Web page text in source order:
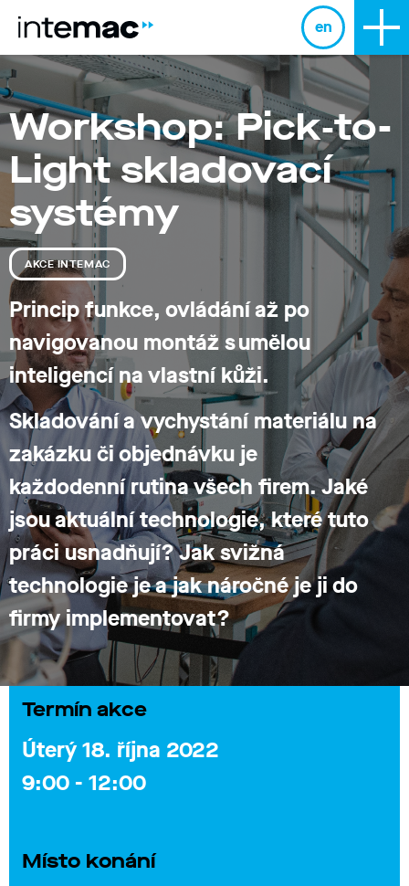
en
Workshop: Pick‑to-
Light skladovací
systémy
AKCE INTEMAC
Princip funkce, ovládání až po
navigovanou montážs umělou
inteligencína vlastní kůži.
Skladování a vychystání materiálu na
zakázkuči objednávku je
každodennírutina všech firem. Jaké
jsou aktuální technologie, které tuto
práci usnadňují? Jak svižná
technologie je a jaknáročné je ji do
firmy implementovat?
Termín akce
Úterý 18. října 2022
9:00 - 12:00
Místo konání